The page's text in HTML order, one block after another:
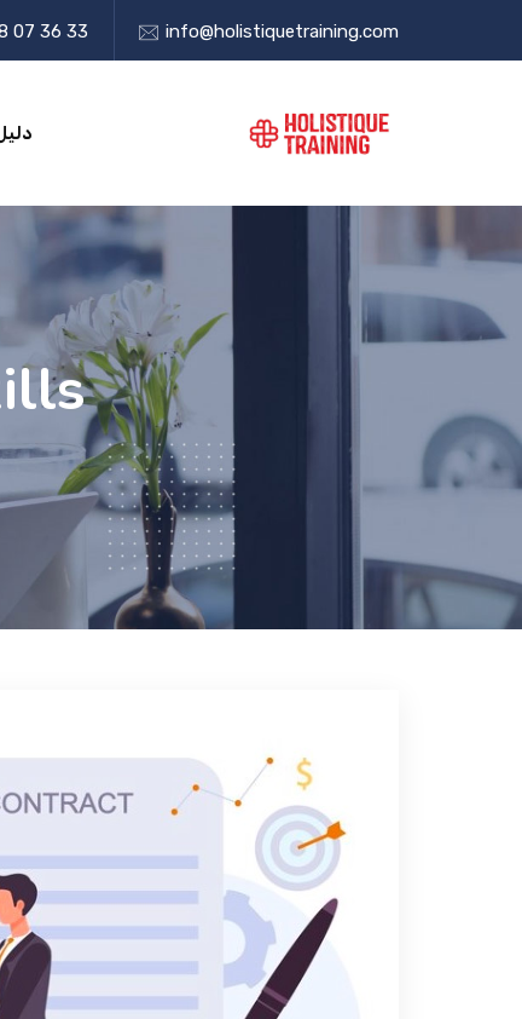
info@holistiquetraining.com
07 36 33